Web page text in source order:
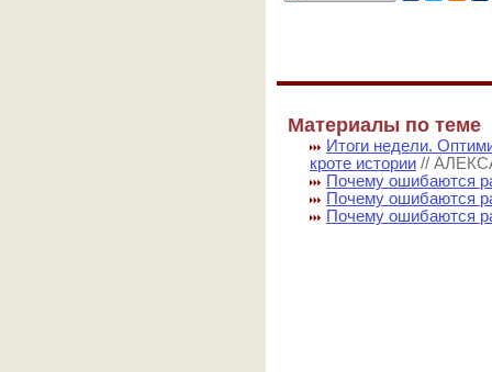
Материалы по теме
Итоги недели.
кроте истории //
Почему ошибаются
Почему ошибаются
Почему ошибаются